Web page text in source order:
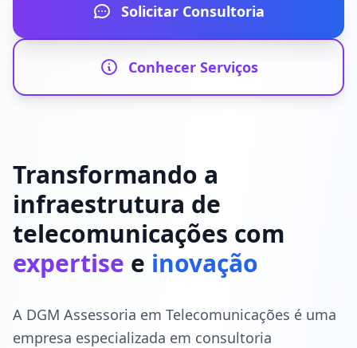
Solicitar Consultoria
Conhecer Serviços
Transformando a
infraestrutura de
telecomunicações com
expertise e inovação
A DGM Assessoria em Telecomunicações é uma
empresa especializada em consultoria